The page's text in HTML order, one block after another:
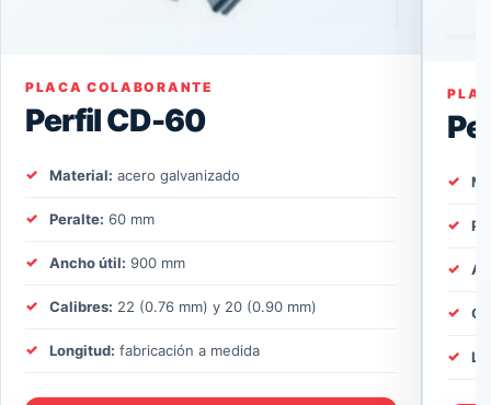
PLACA COLABORANTE
Perfil CD-60
Material: acero galvanizado
Peralte: 60 mm
Ancho útil: 900 mm
Calibres: 22 (0.76 mm) y 20 (0.90 mm)
Longitud: fabricación a medida